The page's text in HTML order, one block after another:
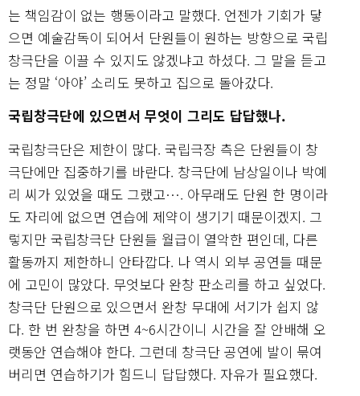
는 책임감이 없는 행동이라고 말했다. 언젠가 기회가 닿
으면 예술감독이 되어서 단원들이 원하는 방향으로 국립
창극단을 이끌 수 있지도 않겠냐고 하셨다. 그 말을 듣고
는 정말 ‘아야’ 소리도 못하고 집으로 돌아갔다.
국립창극단에 있으면서 무엇이 그리도 답답했나.
국립창극단은 제한이 많다. 국립극장 측은 단원들이 창
극단에만 집중하기를 바란다. 창극단에 남상일이나 박예
리 씨가 있었을 때도 그랬고…. 아무래도 단원 한 명이라
도 자리에 없으면 연습에 제약이 생기기 때문이겠지. 그
렇지만 국립창극단 단원들 월급이 열악한 편인데, 다른
활동까지 제한하니 안타깝다. 나 역시 외부 공연들 때문
에 고민이 많았다. 무엇보다 완창 판소리를 하고 싶었다.
창극단 단원으로 있으면서 완창 무대에 서기가 쉽지 않
다. 한 번 완창을 하면 4~6시간이니 시간을 잘 안배해 오
랫동안 연습해야 한다. 그런데 창극단 공연에 발이 묶여
버리면 연습하기가 힘드니 답답했다. 자유가 필요했다.